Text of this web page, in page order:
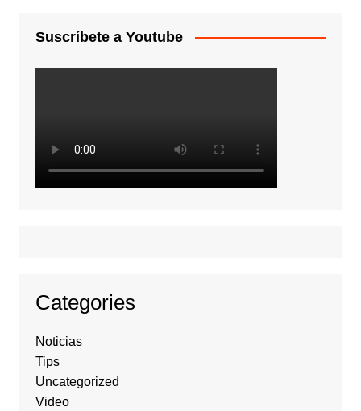
Suscríbete a Youtube
Categories
Noticias
Tips
Uncategorized
Video